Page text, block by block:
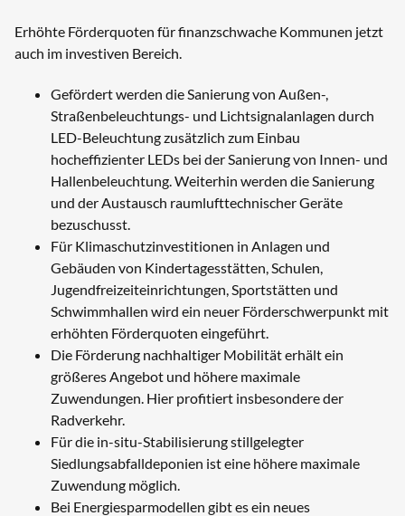
Erhöhte Förderquoten für finanzschwache Kommunen jetzt
auch im investiven Bereich.
Gefördert werden die Sanierung von Außen-,
Straßenbeleuchtungs- und Lichtsignalanlagen durch
LED-Beleuchtung zusätzlich zum Einbau
hocheffizienter LEDs bei der Sanierung von Innen- und
Hallenbeleuchtung. Weiterhin werden die Sanierung
und der Austausch raumlufttechnischer Geräte
bezuschusst.
Für Klimaschutzinvestitionen in Anlagen und
Gebäuden von Kindertagesstätten, Schulen,
Jugendfreizeiteinrichtungen, Sportstätten und
Schwimmhallen wird ein neuer Förderschwerpunkt mit
erhöhten Förderquoten eingeführt.
Die Förderung nachhaltiger Mobilität erhält ein
größeres Angebot und höhere maximale
Zuwendungen. Hier profitiert insbesondere der
Radverkehr.
Für die in-situ-Stabilisierung stillgelegter
Siedlungsabfalldeponien ist eine höhere maximale
Zuwendung möglich.
Bei Energiesparmodellen gibt es ein neues